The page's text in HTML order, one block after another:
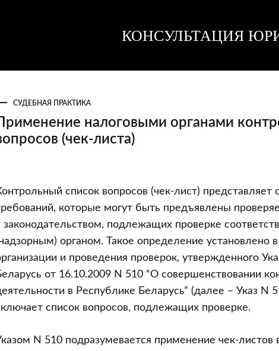
КОНСУЛЬТАЦИЯ
юриста
юриста
СУДЕБНАЯ ПРАКТИКА
Применение налоговыми органами
(чек-листа)
список вопросов (чек-лист)
которые могут быть предъявлены
законодательством, подлежащих проверке
органом. Такое определение установлено
и проведения проверок, утвержденного
от 16.10.2009 N 510 “О совершенствовании
в Республике Беларусь” (далее – Указ N
список вопросов, подлежащих проверке.
N 510 подразумевается применение чек-листов